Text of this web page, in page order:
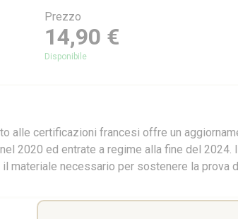
Prezzo
14,90 €
alle certificazioni francesi offre un
2020 ed entrate a regime alla fine del
il materiale necessario per sostenere la prova